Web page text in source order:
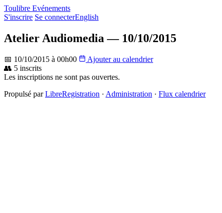
Toulibre Evénements
S'inscrire Se connecterEnglish
Atelier Audiomedia — 10/10/2015
📅 10/10/2015 à 00h00
Ajouter au calendrier
👥 5 inscrits
Les inscriptions ne sont pas ouvertes.
Propulsé parLibreRegistration · Administration · Flux calendrier